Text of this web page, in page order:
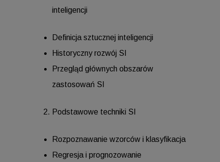
inteligencji
Definicja sztucznej inteligencji
Historyczny rozwój SI
Przegląd głównych obszarów
zastosowań SI
Podstawowe techniki SI
Rozpoznawanie wzorców i klasyfikacja
Regresja i prognozowanie